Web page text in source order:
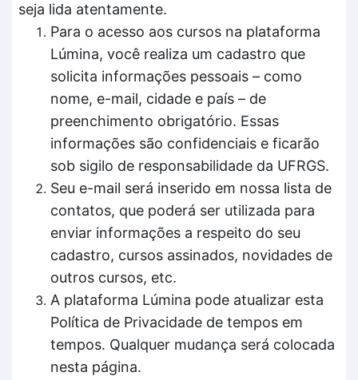
seja lida atentamente.
Para o acesso aos cursos na plataforma
Lúmina, você realiza um cadastro que
solicita informações pessoais – como
nome, e-mail, cidade e país – de
preenchimento obrigatório. Essas
informações são confidenciais e ficarão
sob sigilo de responsabilidade da UFRGS.
Seu e-mail será inserido em nossa lista de
contatos, que poderá ser utilizada para
enviar informações a respeito do seu
cadastro, cursos assinados, novidades de
outros cursos, etc.
A plataforma Lúmina pode atualizar esta
Política de Privacidade de tempos em
tempos. Qualquer mudança será colocada
nesta página.